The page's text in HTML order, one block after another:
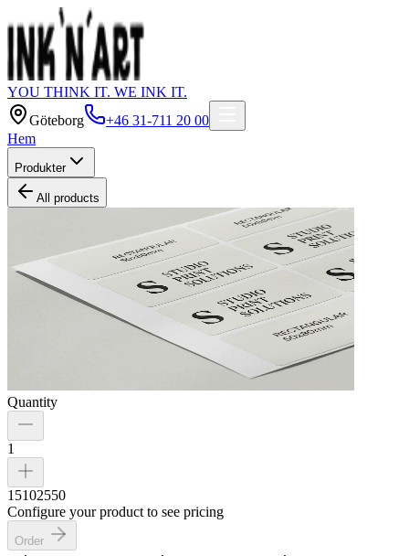
YOU THINK IT. WE INK IT.
Göteborg
+46 31-711 20 00
Hem
Produkter
All products
Quantity
1
1 5102550
Configure your product to see pricing
Order